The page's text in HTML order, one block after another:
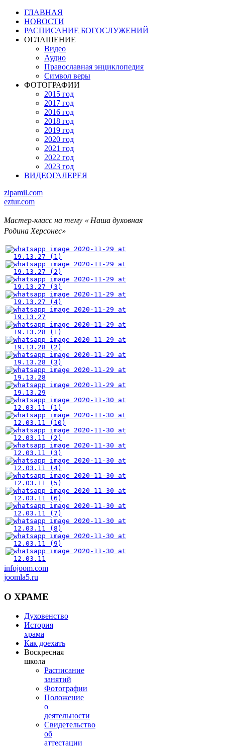
ГЛАВНАЯ
НОВОСТИ
РАСПИСАНИЕ БОГОСЛУЖЕНИЙ
ОГЛАШЕНИЕ
Видео
Аудио
Православная энциклопедия
Символ веры
ФОТОГРАФИИ
2015 год
2017 год
2016 год
2018 год
2019 год
2020 год
2021 год
2022 год
2023 год
ВИДЕОГАЛЕРЕЯ
zipamil.com
eztur.com
Мастер-класс на тему « Наша духовная
Родина Херсонес»
infojoom.com
joomla5.ru
О ХРАМЕ
Духовенство
История
храма
Как доехать
Воскресная
школа
Расписание
занятий
Фотографии
Положение
о
деятельности
Свидетельство
об
аттестации